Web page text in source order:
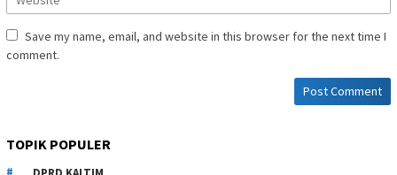
Save my name, email, and website in this browser for the next time I
comment.
TOPIK POPULER